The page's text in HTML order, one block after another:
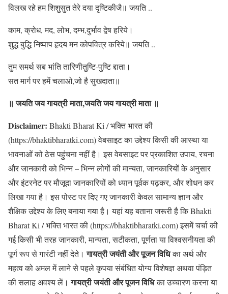
विलख रहे हम शिशुसुत तेरे दया दृष्टिकीजै॥ जयति ..
काम, क्रोध, मद, लोभ, दम्भ,दुर्भाव द्वेष हरिये।
शुद्ध बुद्धि निष्पाप हृदय मन कोपवित्र करिये॥ जयति ..
तुम समर्थ सब भांति तारिणीतुष्टि-पुष्टि द्दाता।
सत मार्ग पर हमें चलाओ,जो है सुखदाता॥
॥ जयति जय गायत्री माता,जयति जय गायत्री माता ॥
Disclaimer: Bhakti Bharat Ki / भक्ति भारत की
(https://bhaktibharatki.com) वेबसाइट का उद्देश्य किसी की आस्था या
भावनाओं को ठेस पहुंचना नहीं है। इस वेबसाइट पर प्रकाशित उपाय, रचना
और जानकारी को भिन्न – भिन्न लोगों की मान्यता, जानकारियों के अनुसार
और इंटरनेट पर मौजूदा जानकारियों को ध्यान पूर्वक पढ़कर, और शोधन कर
लिखा गया है। इस पोस्ट पर दिए गए जानकारी केवल सामान्य ज्ञान और
शैक्षिक उद्देश्य के लिए बनाया गया है। यहां यह बताना जरूरी है कि Bhakti
Bharat Ki / भक्ति भारत की (https://bhaktibharatki.com) इसमें चर्चा की
गई किसी भी तरह जानकारी, मान्यता, सटीकता, पूर्णता या विश्वसनीयता की
पूर्ण रूप से गारंटी नहीं देते।गायत्री जयंती और पूजन विधिका अर्थ और
महत्व को अमल में लाने से पहले कृपया संबंधित योग्य विशेषज्ञ अथवा पंड़ित
की सलाह अवश्य लें।गायत्री जयंती और पूजन विधि का उच्चारण करना या